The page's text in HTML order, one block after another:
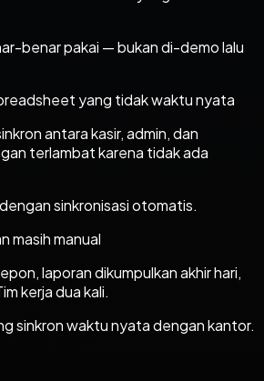
benar pakai — bukan di-demo lalu
yang tidak waktu nyata
antara kasir, admin, dan
terlambat karena tidak ada
sinkronisasi otomatis.
masih manual
laporan dikumpulkan akhir hari,
kerja dua kali.
sinkron waktu nyata dengan kantor.